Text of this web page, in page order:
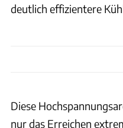
deutlich effizientere
Diese
nur das Erreichen